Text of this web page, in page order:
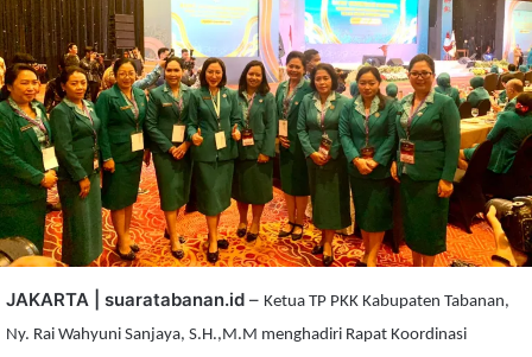
JAKARTA | suaratabanan.id – Ketua TP PKK Kabupaten Tabanan,
Ny. Rai Wahyuni Sanjaya, S.H.,M.M menghadiri Rapat Koordinasi